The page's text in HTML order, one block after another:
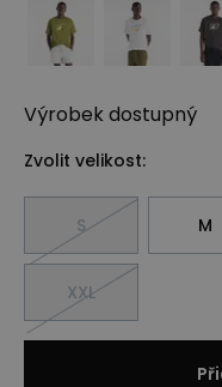
Výrobek dostupný
Zvolit velikost:
S M
XXL